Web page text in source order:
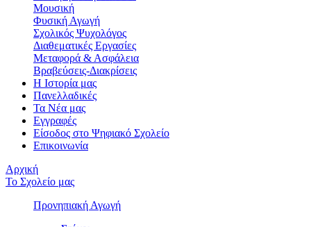
Μουσική
Φυσική Αγωγή
Σχολικός Ψυχολόγος
Διαθεματικές Εργασίες
Μεταφορά & Ασφάλεια
Βραβεύσεις-Διακρίσεις
Η Ιστορία μας
Πανελλαδικές
Τα Νέα μας
Εγγραφές
Είσοδος στο Ψηφιακό Σχολείο
Επικοινωνία
Αρχική
Το Σχολείο μας
Προνηπιακή Αγωγή